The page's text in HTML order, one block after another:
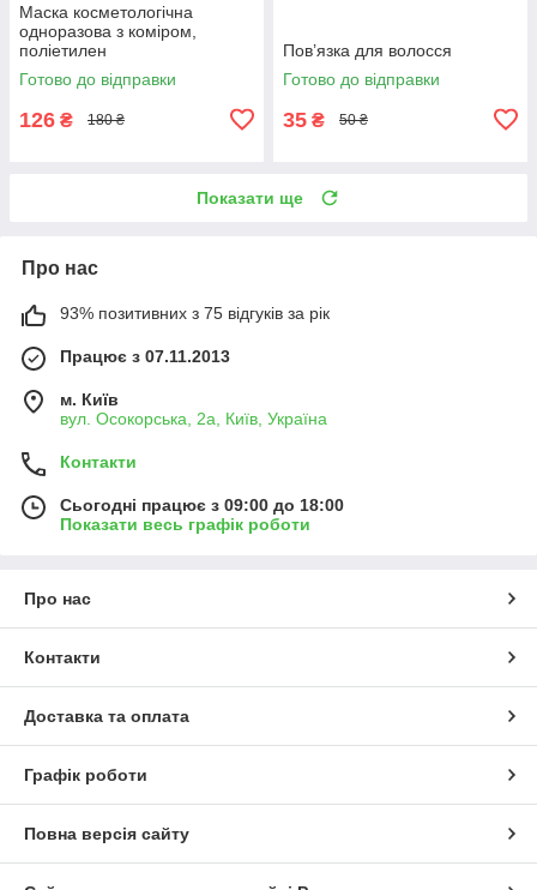
Маска косметологічна
одноразова з коміром,
поліетилен
Готово до відправки
126 ₴ 180 ₴
Пов’язка для волосся
Готово до відправки
35 ₴ 50 ₴
Показати ще
Про нас
93% позитивних з 75 відгуків за рік
Працює з 07.11.2013
м. Київ
вул. Осокорська, 2а, Київ, Україна
Контакти
Сьогодні працює з 09:00 до 18:00
Показати весь графік роботи
Про нас
Контакти
Доставка та оплата
Графік роботи
Повна версія сайту